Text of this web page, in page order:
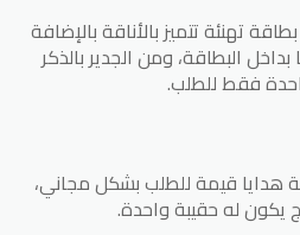
تهنئة تتميز بالأناقة بالإضافة
البطاقة، ومن الجدير بالذكر
فقط للطلب.
هدايا قيمة للطلب بشكل مجاني،
يكون له حقيبة واحدة.